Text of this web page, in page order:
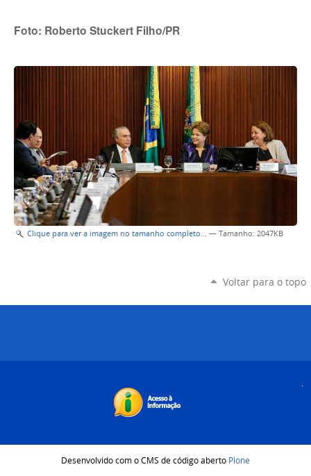
Foto: Roberto Stuckert Filho/PR
Clique para ver a imagem no tamanho completo… — Tamanho: 2047KB
Voltar para o topo
Desenvolvido com o CMS de código aberto Plone